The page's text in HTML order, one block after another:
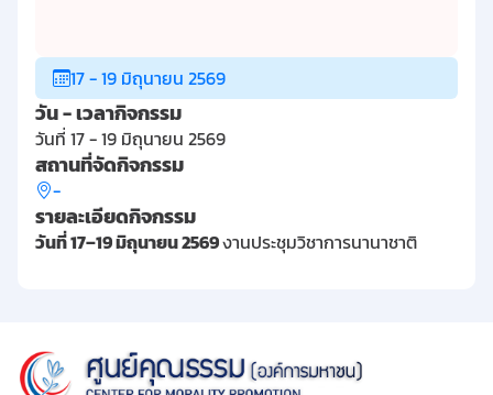
17 - 19 มิถุนายน 2569
วัน - เวลากิจกรรม
วันที่ 17 - 19 มิถุนายน 2569
สถานที่จัดกิจกรรม
-
รายละเอียดกิจกรรม
วันที่ 17–19 มิถุนายน 2569งานประชุมวิชาการนานาชาติ